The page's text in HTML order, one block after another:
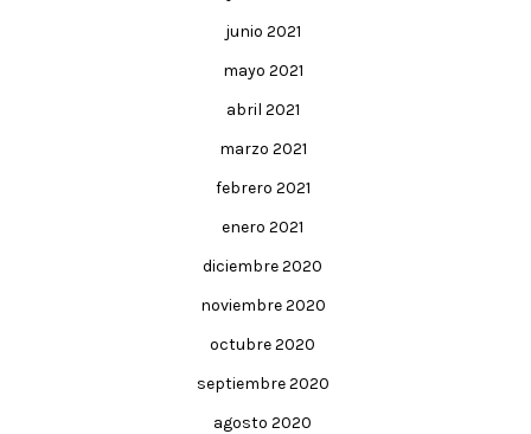
junio 2021
mayo 2021
abril 2021
marzo 2021
febrero 2021
enero 2021
diciembre 2020
noviembre 2020
octubre 2020
septiembre 2020
agosto 2020